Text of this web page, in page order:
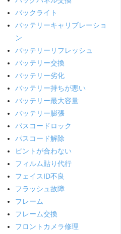
バックライト
バッテリーキャリブレーショ
ン
バッテリーリフレッシュ
バッテリー交換
バッテリー劣化
バッテリー持ちが悪い
バッテリー最大容量
バッテリー膨張
パスコードロック
パスコード解除
ピントが合わない
フィルム貼り代行
フェイスID不良
フラッシュ故障
フレーム
フレーム交換
フロントカメラ修理